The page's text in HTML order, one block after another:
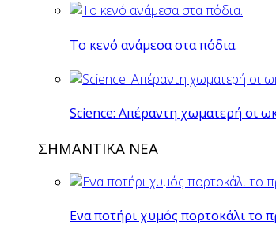
Το κενό ανάμεσα στα πόδια.
Science: Απέραντη χωματερή οι
ΣΗΜΑΝΤΙΚΑ ΝΕΑ
Eνα ποτήρι χυμός πορτοκάλι το